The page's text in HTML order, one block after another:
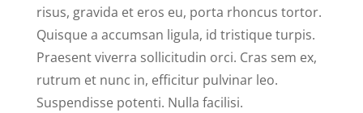
risus, gravida et eros eu, porta rhoncus tortor.
Quisque a accumsan ligula, id tristique turpis.
Praesent viverra sollicitudin orci. Cras sem ex,
rutrum et nunc in, efficitur pulvinar leo.
Suspendisse potenti. Nulla facilisi.